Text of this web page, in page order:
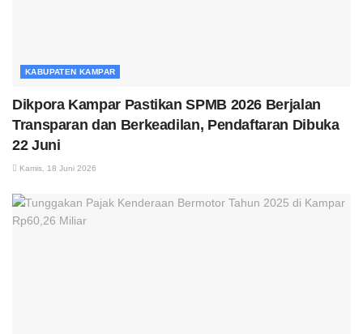
KABUPATEN KAMPAR
Dikpora Kampar Pastikan SPMB 2026 Berjalan
Transparan dan Berkeadilan, Pendaftaran Dibuka
22 Juni
Kamis, 18 Juni 2026